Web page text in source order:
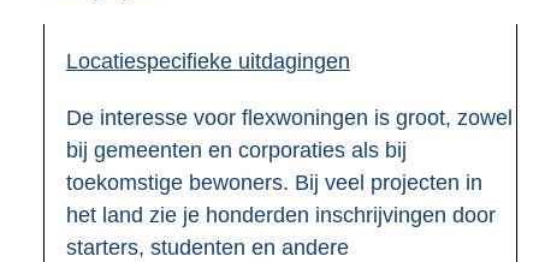
Locatiespecifieke uitdagingen
De interesse voor flexwoningen is groot, zowel
bij gemeenten en corporaties als bij
toekomstige bewoners. Bij veel projecten in
het land zie je honderden inschrijvingen door
starters, studenten en andere